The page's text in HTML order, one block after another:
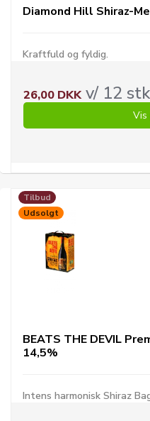
Diamond Hill Shiraz-
Kraftfuld og fyldig.
26,00 DKKv/ 12
Vis
Tilbud
Udsolgt
BEATS THE DEVIL
14,5%
Intens harmonisk Shiraz